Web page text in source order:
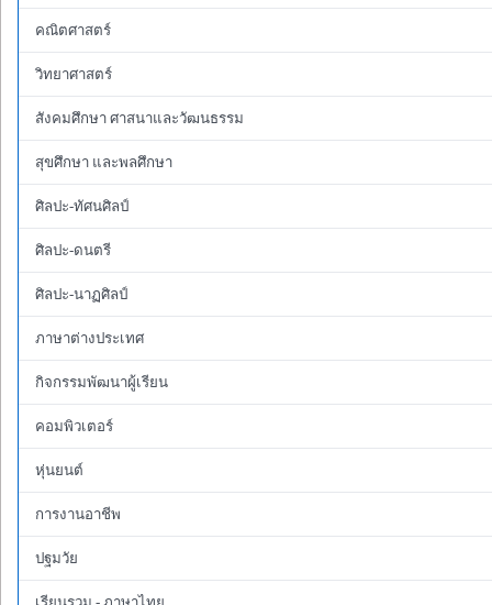
คณิตศาสตร์
วิทยาศาสตร์
สังคมศึกษา ศาสนาและวัฒนธรรม
สุขศึกษา และพลศึกษา
ศิลปะ-ทัศนศิลป์
ศิลปะ-ดนตรี
ศิลปะ-นาฏศิลป์
ภาษาต่างประเทศ
กิจกรรมพัฒนาผู้เรียน
คอมพิวเตอร์
หุ่นยนต์
การงานอาชีพ
ปฐมวัย